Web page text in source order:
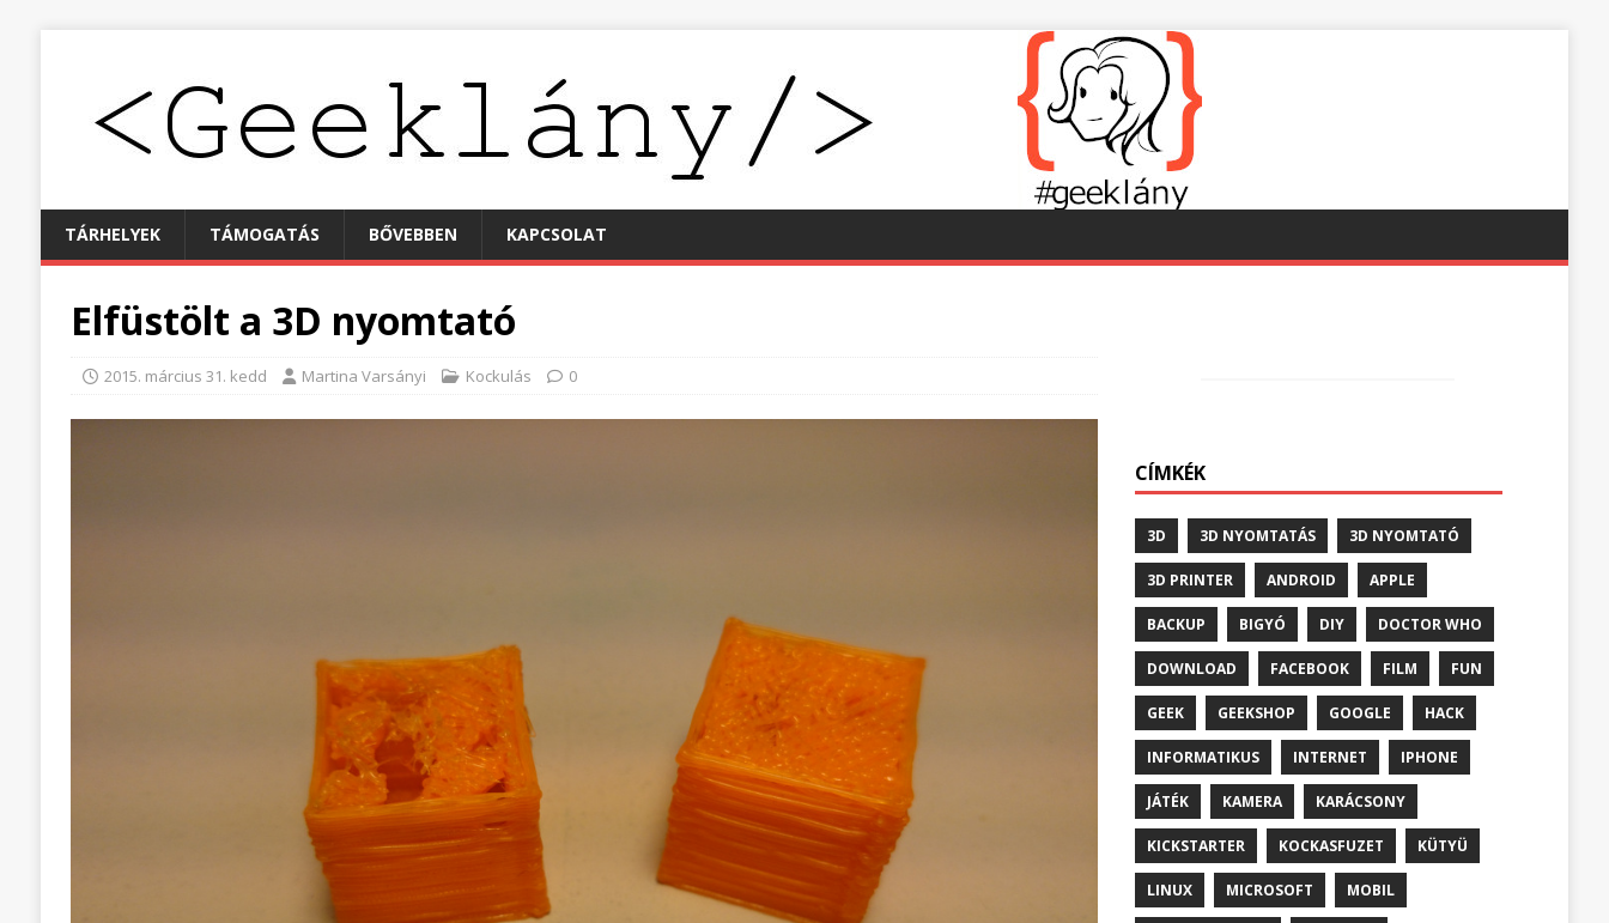
TÁRHELYEK TÁMOGATÁS BŐVEBBEN KAPCSOLAT
Elfüstölt a 3D nyomtató
2015. március 31. kedd Martina Varsányi Kockulás 0
CÍMKÉK
3D 3D NYOMTATÁS 3D NYOMTATÓ
3D PRINTER ANDROID APPLE
BACKUP BIGYÓ DIY DOCTOR WHO
DOWNLOAD FACEBOOK FILM FUN
GEEK GEEKSHOP GOOGLE HACK
INFORMATIKUS INTERNET IPHONE
JÁTÉK KAMERA KARÁCSONY
KICKSTARTER KOCKASFUZET KÜTYÜ
LINUX MICROSOFT MOBIL